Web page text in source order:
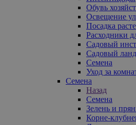
Обувь
Освещение
Посадка
Расходники
Садовый
Садовый
Семена
Уход за
Семена
Назад
Семена
Зелень и
Корне-